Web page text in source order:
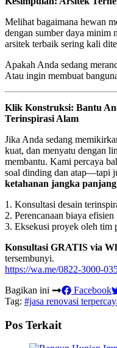
Melihat bagaimana hewan
dengan sumber daya minim
arsitek terbaik sering kali
Apakah Anda sedang
Atau ingin membuat
Klik Konstruksi: Bantu
Terinspirasi Alam
Jika Anda sedang
kuat, dan menyatu dengan
membantu. Kami percaya
soal dinding dan atap—tapi
ketahanan jangka panjang
1. Konsultasi desain
2. Perencanaan biaya efisien
3. Eksekusi proyek oleh tim
Konsultasi GRATIS via
tersembunyi.
https://wa.me/0822-3000-
Bagikan ini
Facebook
Tag: #jasa renovasi
Pos Terkait